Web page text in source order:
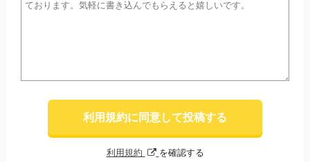
利用規約に同意して投稿する
利用規約 を確認する